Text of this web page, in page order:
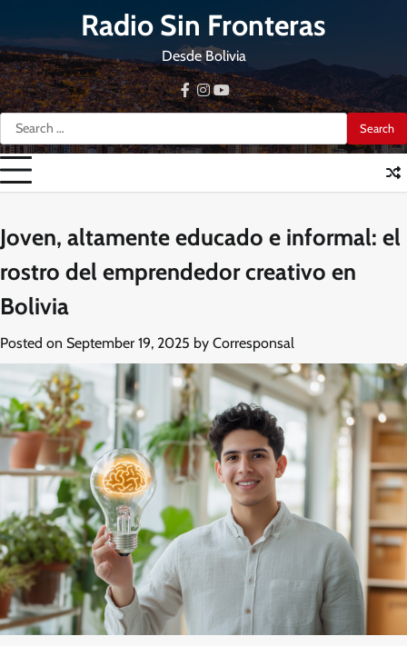
content
Radio Sin Fronteras
Desde Bolivia
Search
for:
facebook
instagram
youtube
Joven, altamente educado e informal: el
rostro del emprendedor creativo en
Bolivia
Posted on September 19, 2025 by Corresponsal